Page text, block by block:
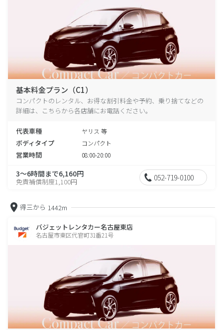
基本料金プラン（C1）
コンパクトのレンタル、お得な割引料金や予約、乗り捨てなどの
詳細は、こちらから各店舗にお電話ください。
代表車種 ヤリス 等
ボディタイプ コンパクト
営業時間 08:00-20:00
3～6時間まで6,160円
免責補償制度1,100円 052-719-0100
得三から 1442m
バジェットレンタカー名古屋東店
名古屋市東区代官町31番21号